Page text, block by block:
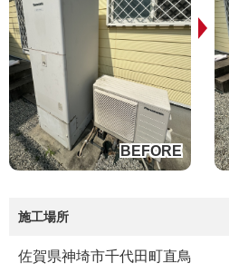
施工場所
佐賀県神埼市千代田町直鳥